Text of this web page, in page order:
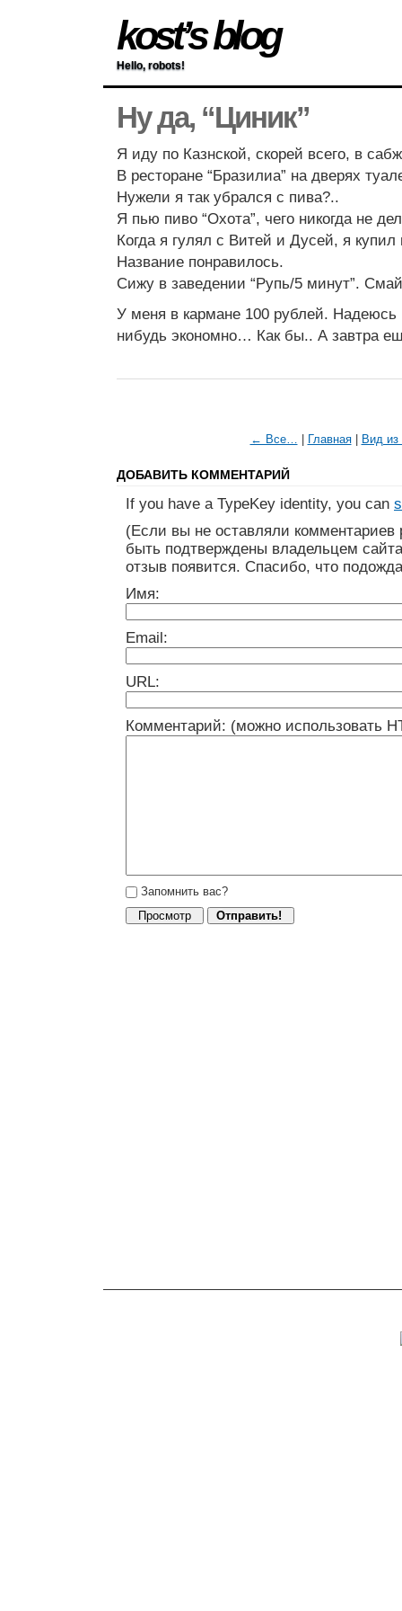
kost’s blog
Hello, robots!
Ну да, “Циник”
Я иду по Казнской, скорей всего, в
В ресторане “Бразилиа” на дверях
Нужели я так убрался с пива?..
Я пью пиво “Охота”, чего никогда не
Когда я гулял с Витей и Дусей, я купил
Название понравилось.
Сижу в заведении “Рупь/5 минут”.
У меня в кармане 100 рублей. Надеюсь
нибудь экономно… Как бы.. А завтра
← Все… Главная| Вид
ДОБАВИТЬ КОММЕНТАРИЙ
If you have a TypeKey identity, you can
(Если вы не оставляли
быть подтверждены владельцем
отзыв появится. Спасибо, что
Имя:
Email:
URL:
Комментарий: (можно использовать
Запомнить вас?